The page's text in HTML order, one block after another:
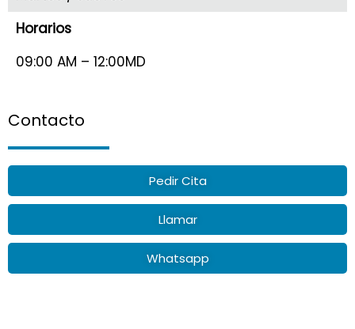
Horarios
09:00 AM – 12:00MD
Contacto
Pedir Cita
Llamar
Whatsapp